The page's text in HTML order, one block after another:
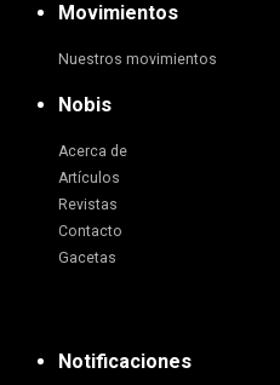
Movimientos
Nuestros movimientos
Nobis
Acerca de
Artículos
Revistas
Contacto
Gacetas
Notificaciones